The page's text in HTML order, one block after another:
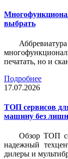
выбрать
печатать, но и
Подробнее
17.07.2026
ТОП сервисов
машину без
Обзор ТОП
надежный
дилеры и